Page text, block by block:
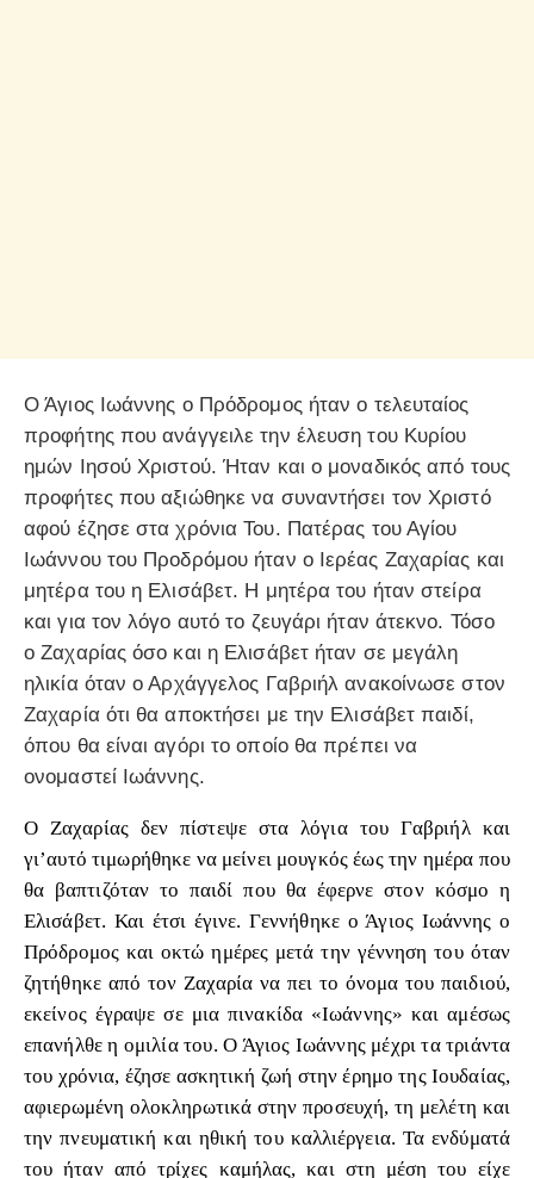
Ο Άγιος Ιωάννης ο Πρόδρομος ήταν ο τελευταίος
προφήτης που ανάγγειλε την έλευση του Κυρίου
ημών Ιησού Χριστού. Ήταν και ο μοναδικός από τους
προφήτες που αξιώθηκε να συναντήσει τον Χριστό
αφού έζησε στα χρόνια Του. Πατέρας του Αγίου
Ιωάννου του Προδρόμου ήταν ο Ιερέας Ζαχαρίας και
μητέρα του η Ελισάβετ. Η μητέρα του ήταν στείρα
και για τον λόγο αυτό το ζευγάρι ήταν άτεκνο. Τόσο
ο Ζαχαρίας όσο και η Ελισάβετ ήταν σε μεγάλη
ηλικία όταν ο Αρχάγγελος Γαβριήλ ανακοίνωσε στον
Ζαχαρία ότι θα αποκτήσει με την Ελισάβετ παιδί,
όπου θα είναι αγόρι το οποίο θα πρέπει να
ονομαστεί Ιωάννης.
Ο Ζαχαρίας δεν πίστεψε στα λόγια του Γαβριήλ και
γι’αυτό τιμωρήθηκε να μείνει μουγκός έως την ημέρα που
θα βαπτιζόταν το παιδί που θα έφερνε στον κόσμο η
Ελισάβετ. Και έτσι έγινε. Γεννήθηκε ο Άγιος Ιωάννης ο
Πρόδρομος και οκτώ ημέρες μετά την γέννηση του όταν
ζητήθηκε από τον Ζαχαρία να πει το όνομα του παιδιού,
εκείνος έγραψε σε μια πινακίδα «Ιωάννης» και αμέσως
επανήλθε η ομιλία του. Ο Άγιος Ιωάννης μέχρι τα τριάντα
του χρόνια, έζησε ασκητική ζωή στην έρημο της Ιουδαίας,
αφιερωμένη ολοκληρωτικά στην προσευχή, τη μελέτη και
την πνευματική και ηθική του καλλιέργεια. Τα ενδύματά
του ήταν από τρίχες καμήλας, και στη μέση του είχε